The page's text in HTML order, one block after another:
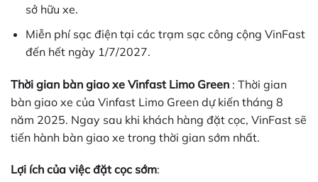
sở hữu xe.
Miễn phí sạc điện tại các trạm sạc công cộng VinFast
đến hết ngày 1/7/2027.
Thời gian bàn giao xe Vinfast Limo Green : Thời gian
bàn giao xe của Vinfast Limo Green dự kiến tháng 8
năm 2025. Ngay sau khi khách hàng đặt cọc, VinFast sẽ
tiến hành bàn giao xe trong thời gian sớm nhất.
Lợi ích của việc đặt cọc sớm: